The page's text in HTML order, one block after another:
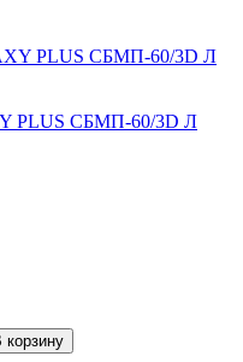
PLUS СБМП-60/3D Л
корзину